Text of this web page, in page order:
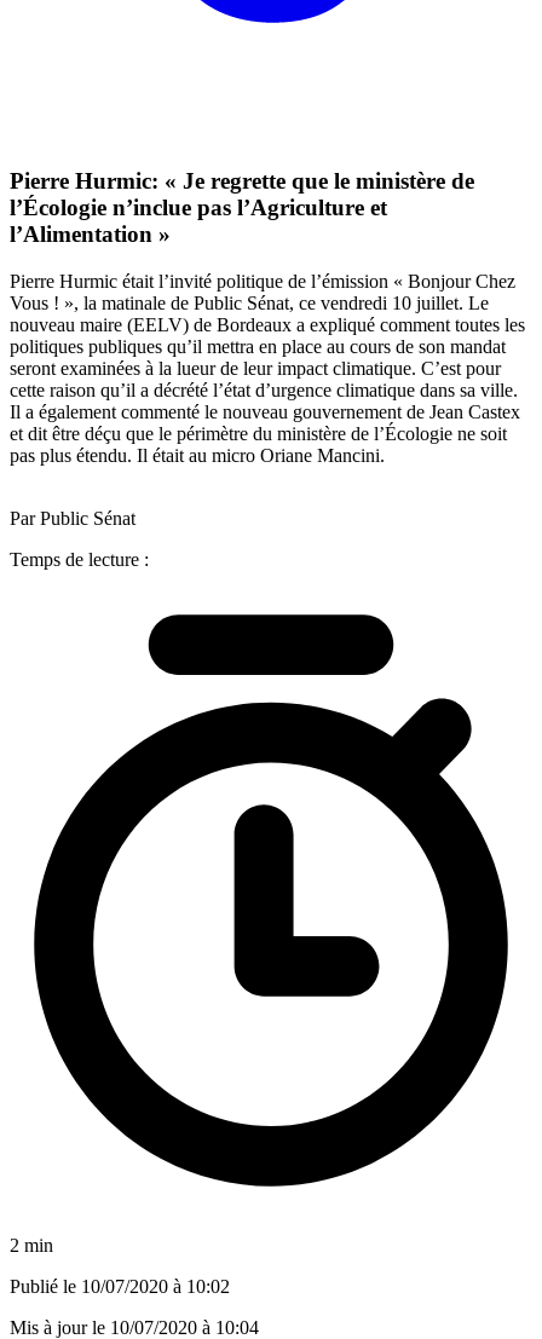
Pierre Hurmic: « Je regrette que le ministère de
l’Écologie n’inclue pas l’Agriculture et
l’Alimentation »
Pierre Hurmic était l’invité politique de l’émission « Bonjour Chez
Vous ! », la matinale de Public Sénat, ce vendredi 10 juillet. Le
nouveau maire (EELV) de Bordeaux a expliqué comment toutes les
politiques publiques qu’il mettra en place au cours de son mandat
seront examinées à la lueur de leur impact climatique. C’est pour
cette raison qu’il a décrété l’état d’urgence climatique dans sa ville.
Il a également commenté le nouveau gouvernement de Jean Castex
et dit être déçu que le périmètre du ministère de l’Écologie ne soit
pas plus étendu. Il était au micro Oriane Mancini.
Par Public Sénat
Temps de lecture :
2 min
Publié le 10/07/2020 à 10:02
Mis à jour le 10/07/2020 à 10:04